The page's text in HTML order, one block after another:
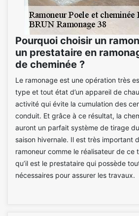
Pourquoi choisir un
un prestataire en
de cheminée ?
Le ramonage est une opération très
type et tout état d’un appareil de
activité qui évite la cumulation des
conduit. Et grâce à ce résultat, la
auront un parfait système de tirage
saison hivernale. Il est très important
ramoneur comme le réalisateur de ce
qu’il est le prestataire qui possède
nécessaires pour assurer les travaux.